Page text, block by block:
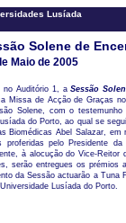
Lusíada
Solene de
Maio de 2005
no Auditório 1, aSessão
Missa de Acção de Graças
Solene, com o
do Porto, ao qual se
Biomédicas Abel Salazar,
proferidas pelo Presidente
à alocução do Vice-
serão entregues os
da Sessão actuarão a
Lusíada do Porto.